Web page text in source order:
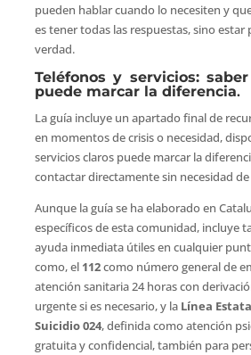
pueden hablar cuando lo necesiten y
es tener todas las respuestas, sino estar
verdad.
Teléfonos y servicios:
puede marcar la diferencia.
La guía incluye un apartado final de
en momentos de crisis o necesidad,
servicios claros puede marcar la
contactar directamente sin necesidad
Aunque la guía se ha elaborado en
específicos de esta comunidad, incluye
ayuda inmediata útiles en cualquier
como, el 112como número general de
atención sanitaria 24 horas con
urgente si es necesario, y la Línea
Suicidio 024, definida como atención
gratuita y confidencial, también para